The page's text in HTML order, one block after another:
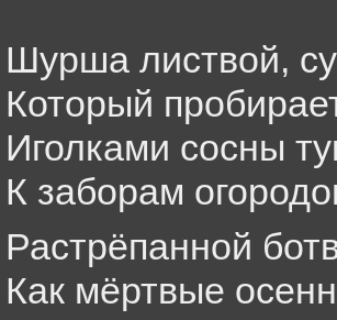
Шурша листвой,
Который
Иголками сосны
К заборам
Растрёпанной
Как мёртвые